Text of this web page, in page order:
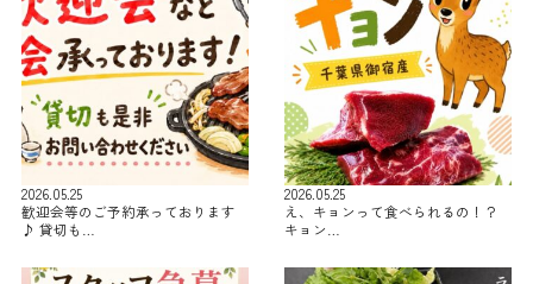
2026.05.25
歓迎会等のご予約承っております
♪ 貸切も…
2026.05.25
え、キョンって食べられるの！？
キョン…